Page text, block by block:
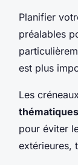
Planifier
préalables
est plus
Les
thématiques
pour éviter
extérieures,